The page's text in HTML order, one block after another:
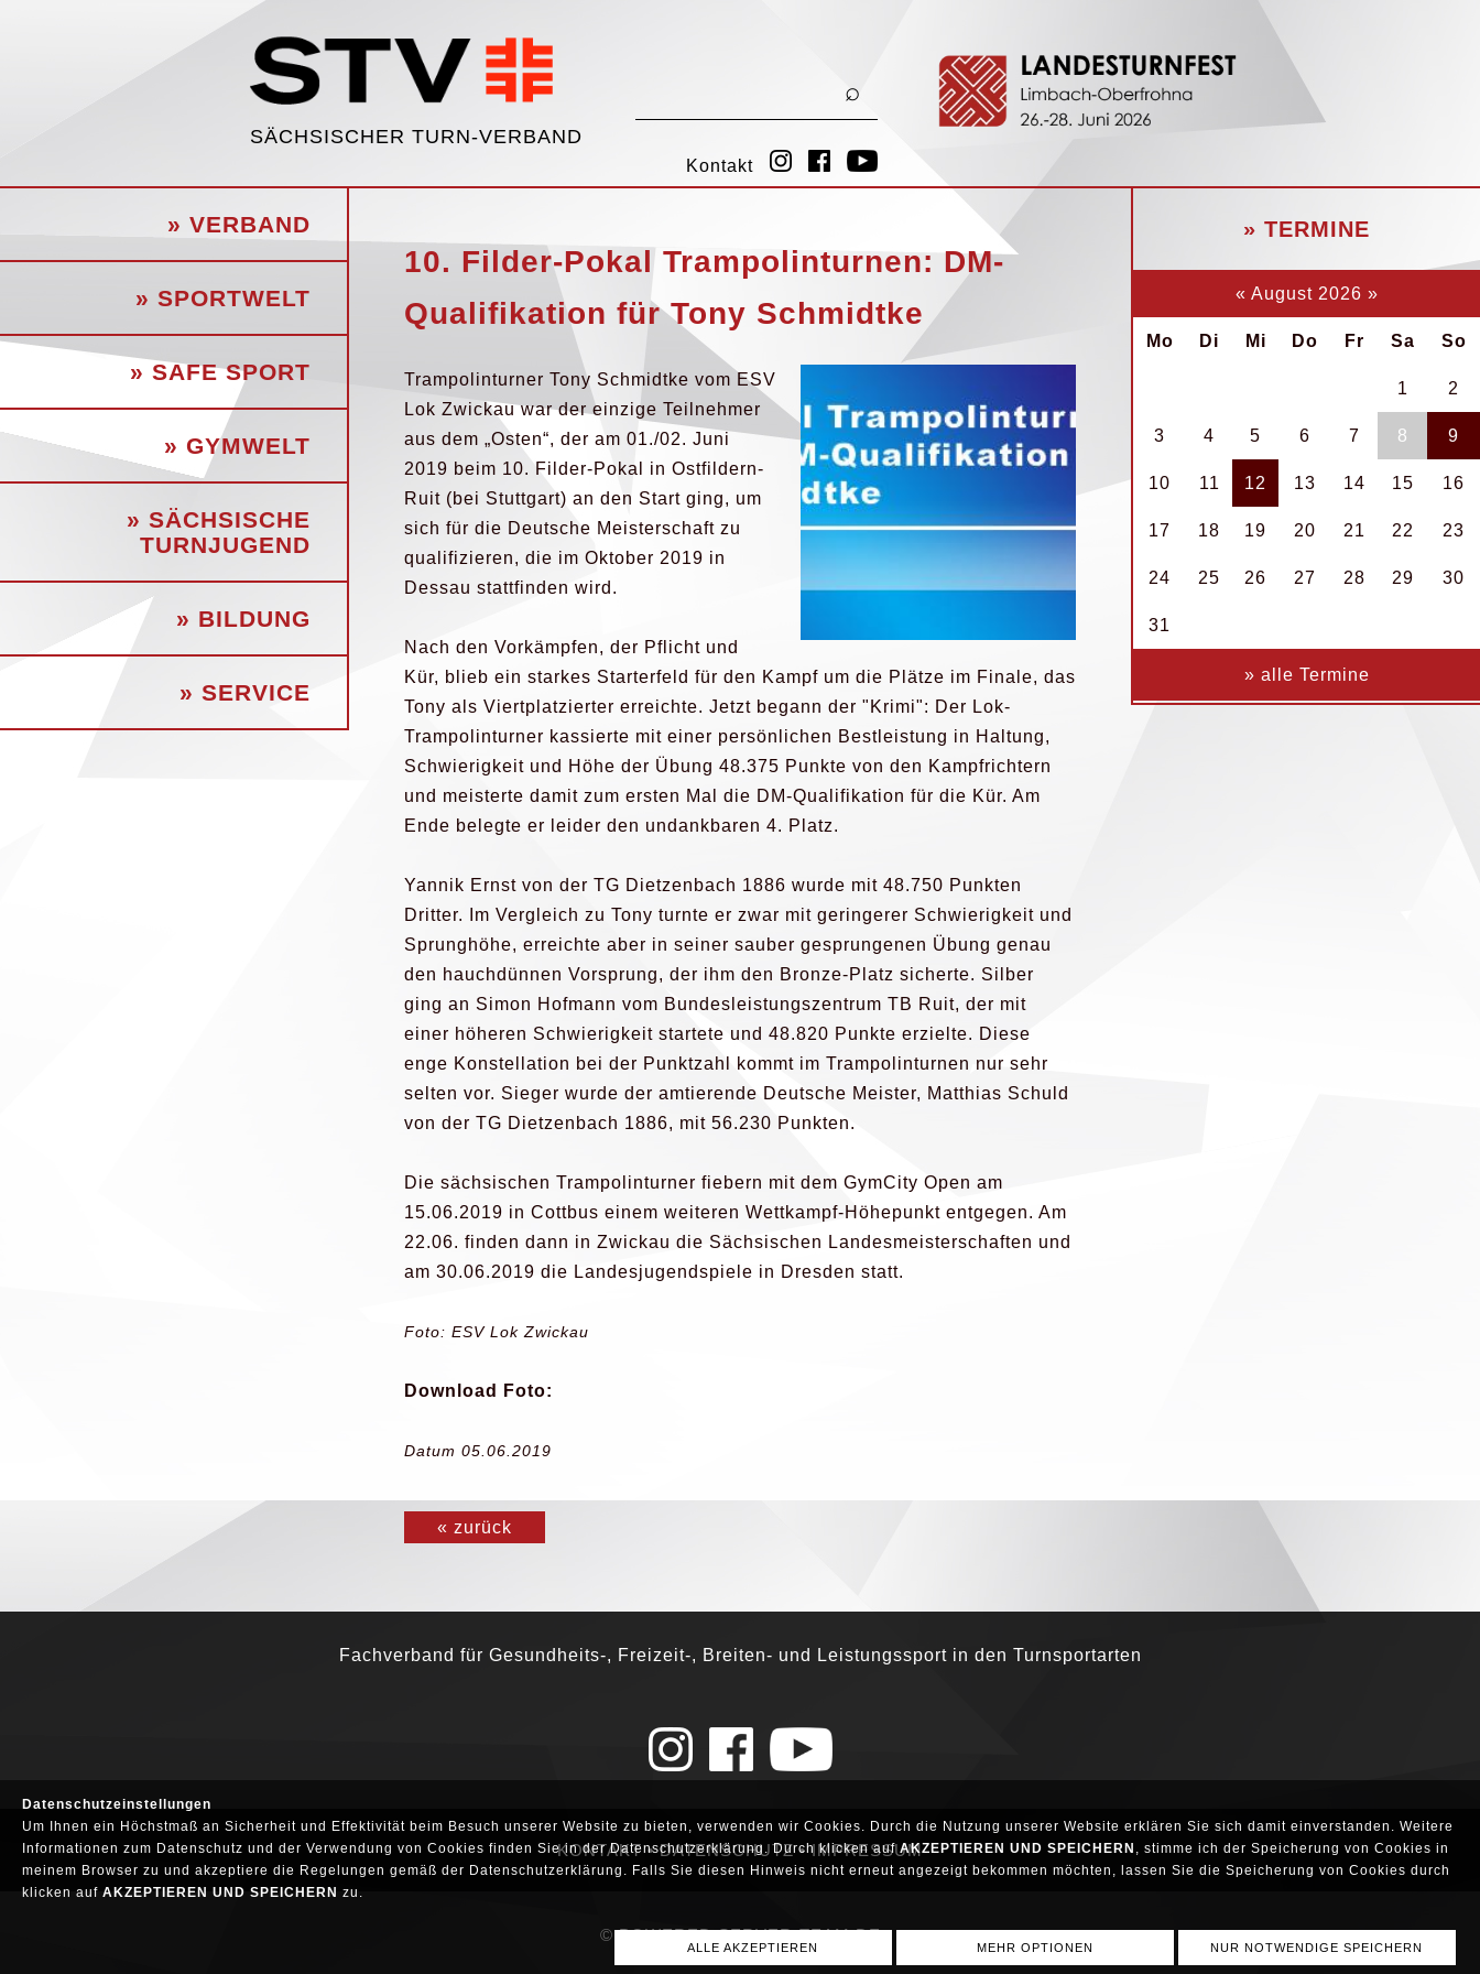
Datenschutzeinstellungen
Um Ihnen ein Höchstmaß an Sicherheit und Effektivität beim Besuch unserer Website zu bieten, verwenden wir Cookies. Durch die Nutzung unserer Website erklären Sie sich damit einverstanden. Weitere
Informationen zum Datenschutz und der Verwendung von Cookies finden Sie in der Datenschutzerklärung. Durch klicken aufAKZEPTIEREN UND SPEICHERN , stimme ich der Speicherung von Cookies in
meinem Browser zu und akzeptiere die Regelungen gemäß der Datenschutzerklärung. Falls Sie diesen Hinweis nicht erneut angezeigt bekommen möchten, lassen Sie die Speicherung von Cookies durch
klicken auf AKZEPTIEREN UND SPEICHERN zu.
ALLE AKZEPTIEREN MEHR OPTIONEN NUR NOTWENDIGE SPEICHERN
SÄCHSISCHER TURN-VERBAND
Kontakt
» VERBAND
» SPORTWELT
» SAFE SPORT
» GYMWELT
» SÄCHSISCHE
TURNJUGEND
» BILDUNG
» SERVICE
10. Filder-Pokal Trampolinturnen: DM-
Qualifikation für Tony Schmidtke
Trampolinturner Tony Schmidtke vom ESV
Lok Zwickau war der einzige Teilnehmer
aus dem „Osten“, der am 01./02. Juni
2019 beim 10. Filder-Pokal in Ostfildern-
Ruit (bei Stuttgart) an den Start ging, um
sich für die Deutsche Meisterschaft zu
qualifizieren, die im Oktober 2019 in
Dessau stattfinden wird.
Nach den Vorkämpfen, der Pflicht und
Kür, blieb ein starkes Starterfeld für den Kampf um die Plätze im Finale, das
Tony als Viertplatzierter erreichte. Jetzt begann der "Krimi": Der Lok-
Trampolinturner kassierte mit einer persönlichen Bestleistung in Haltung,
Schwierigkeit und Höhe der Übung 48.375 Punkte von den Kampfrichtern
und meisterte damit zum ersten Mal die DM-Qualifikation für die Kür. Am
Ende belegte er leider den undankbaren 4. Platz.
Yannik Ernst von der TG Dietzenbach 1886 wurde mit 48.750 Punkten
Dritter. Im Vergleich zu Tony turnte er zwar mit geringerer Schwierigkeit und
Sprunghöhe, erreichte aber in seiner sauber gesprungenen Übung genau
den hauchdünnen Vorsprung, der ihm den Bronze-Platz sicherte. Silber
ging an Simon Hofmann vom Bundesleistungszentrum TB Ruit, der mit
einer höheren Schwierigkeit startete und 48.820 Punkte erzielte. Diese
enge Konstellation bei der Punktzahl kommt im Trampolinturnen nur sehr
selten vor. Sieger wurde der amtierende Deutsche Meister, Matthias Schuld
von der TG Dietzenbach 1886, mit 56.230 Punkten.
Die sächsischen Trampolinturner fiebern mit dem GymCity Open am
15.06.2019 in Cottbus einem weiteren Wettkampf-Höhepunkt entgegen. Am
22.06. finden dann in Zwickau die Sächsischen Landesmeisterschaften und
am 30.06.2019 die Landesjugendspiele in Dresden statt.
Foto: ESV Lok Zwickau
Download Foto:
Datum 05.06.2019
« zurück
» TERMINE
« August 2026 »
Mo Di Mi Do Fr Sa So
1 2
3 4 5 6 7 8 9
10 11 12 13 14 15 16
17 18 19 20 21 22 23
24 25 26 27 28 29 30
31
» alle Termine
Fachverband für Gesundheits-, Freizeit-, Breiten- und Leistungssport in den Turnsportarten
KONTAKT•DATENSCHUTZ • IMPRESSUM
© POWERED SERVER-TEAM.DE